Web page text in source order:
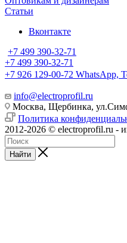
Статьи
Вконтакте
+7 499 390-32-71
+7 499 390-32-71
+7 926 129-00-72 WhatsApp,
info@electroprofil.ru
Москва, Щербинка,
Политика
2012-2026 © electroprofil.ru -
Найти